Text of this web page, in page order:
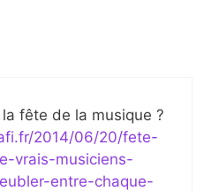
fête de la musique ?
2014/06/20/fete-
vrais-musiciens-
entre-chaque-